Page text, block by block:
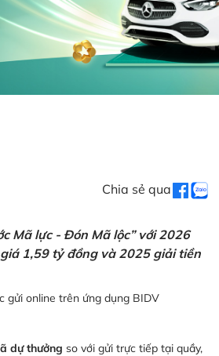
Chia sẻ qua
Mã lực - Đón Mã lộc” với 2026
1,59 tỷ đồng và 2025 giải tiền
gửi online trên ứng dụng BIDV
dự thưởng so với gửi trực tiếp tại quầy,